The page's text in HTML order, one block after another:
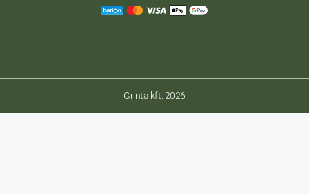
Grinta kft. 2026